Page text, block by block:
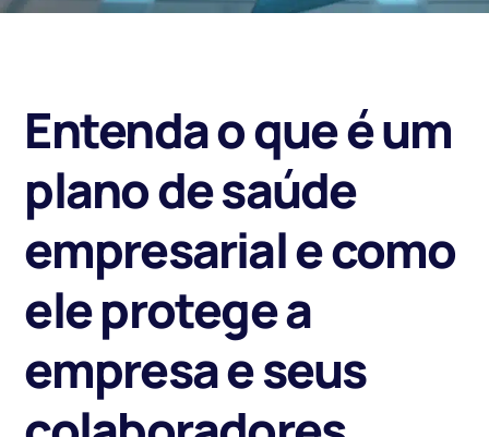
Entenda o que é um
plano de saúde
empresarial e como
ele protege a
empresa e seus